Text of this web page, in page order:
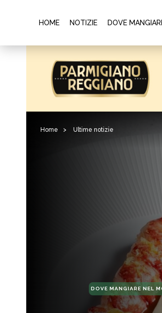
HOME NOTIZIE DOVE
Home > Ultime notizie
DOVE MANGIARE NEL